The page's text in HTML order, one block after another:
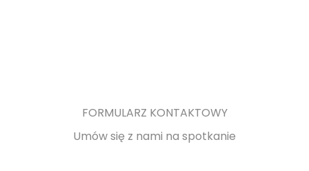
FORMULARZ KONTAKTOWY
Umów się z nami na spotkanie